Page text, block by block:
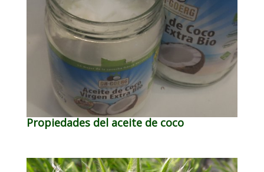
Propiedades del aceite de coco